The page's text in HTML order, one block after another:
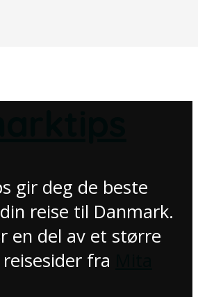
gir deg de beste
reise til Danmark.
en del av et større
fra